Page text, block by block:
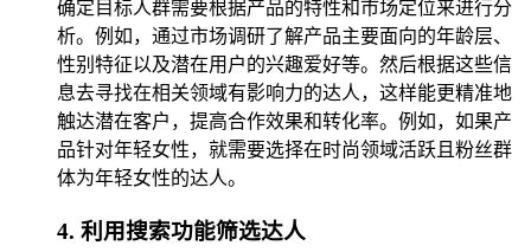
确定目标人群需要根据产品的特性和市场定位来进行分
析。例如，通过市场调研了解产品主要面向的年龄层、
性别特征以及潜在用户的兴趣爱好等。然后根据这些信
息去寻找在相关领域有影响力的达人，这样能更精准地
触达潜在客户，提高合作效果和转化率。例如，如果产
品针对年轻女性，就需要选择在时尚领域活跃且粉丝群
体为年轻女性的达人。
4. 利用搜索功能筛选达人